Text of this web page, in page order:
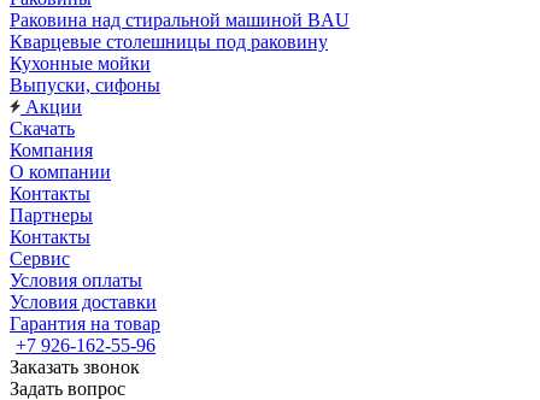
Раковина над стиральной машиной BAU
Кварцевые столешницы под раковину
Кухонные мойки
Выпуски, сифоны
Акции
Скачать
Компания
О компании
Контакты
Партнеры
Контакты
Сервис
Условия оплаты
Условия доставки
Гарантия на товар
+7 926-162-55-96
Заказать звонок
Задать вопрос